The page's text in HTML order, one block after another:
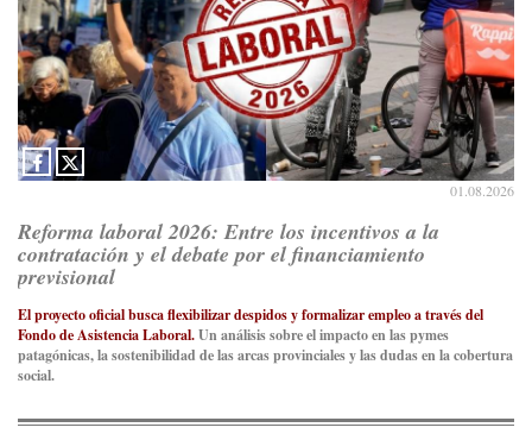
01.08.2026
Reforma laboral 2026: Entre los incentivos a la
contratación y el debate por el financiamiento
previsional
El proyecto oficial busca flexibilizar despidos y formalizar empleo a través del
Fondo de Asistencia Laboral.Un análisis sobre el impacto en las pymes
patagónicas, la sostenibilidad de las arcas provinciales y las dudas en la cobertura
social.